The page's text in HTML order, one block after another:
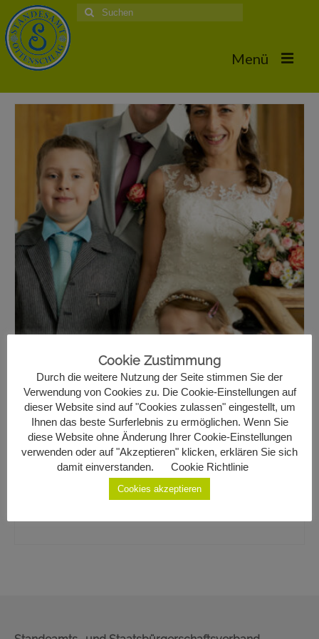
Suche
nach:
Menü
Hochzeiten
Trauungstermine & Erforderliche Dokumente
Hochzeiten 2026
Hochzeiten 2025
Hochzeiten 2024
Hochzeiten 2017
Geburten
Staatsbürgerschaft
Sterbefälle
Gemeinde Ottenschlag
Kontakt
Elisabeth Bauer & Andreas
Winkler
Cookie Zustimmung
Durch die weitere Nutzung der Seite stimmen Sie der
Verwendung von Cookies zu. Die Cookie-Einstellungen auf
dieser Website sind auf "Cookies zulassen" eingestellt, um
Ihnen das beste Surferlebnis zu ermöglichen. Wenn Sie
diese Website ohne Änderung Ihrer Cookie-Einstellungen
verwenden oder auf "Akzeptieren" klicken, erklären Sie sich
damit einverstanden.
Cookie Richtlinie
Cookies akzeptieren